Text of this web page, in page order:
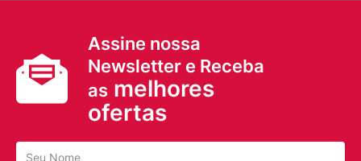
Assine nossa
Newsletter e Receba
as melhores
ofertas